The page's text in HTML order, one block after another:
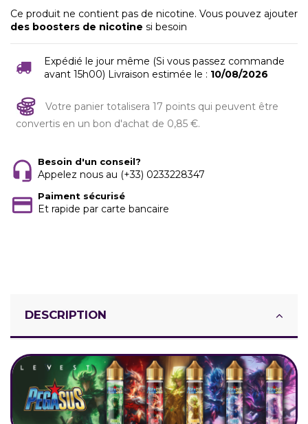
Ce produit ne contient pas de nicotine. Vous pouvez ajouter
des boosters de nicotine si besoin
Expédié le jour même (Si vous passez commande
avant 15h00) Livraison estimée le : 10/08/2026
Votre panier totalisera 17 points qui peuvent être
convertis en un bon d'achat de 0,85 €.
Besoin d'un conseil?
Appelez nous au (+33) 0233228347
Paiment sécurisé
Et rapide par carte bancaire
DESCRIPTION